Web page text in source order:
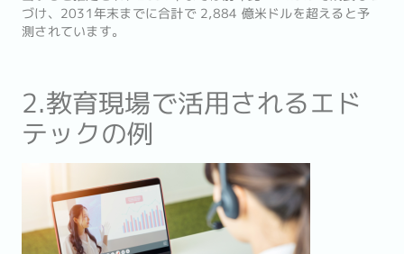
づけ、2031年末までに合計で 2,884 億米ドルを超えると予
測されています。
2.教育現場で活用されるエド
テックの例